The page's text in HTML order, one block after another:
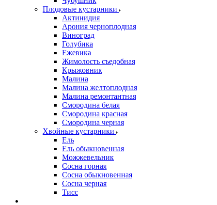
Плодовые кустарники
Актинидия
Арония черноплодная
Виноград
Голубика
Ежевика
Жимолость съедобная
Крыжовник
Малина
Малина желтоплодная
Малина ремонтантная
Смородина белая
Смородина красная
Смородина черная
Хвойные кустарники
Ель
Ель обыкновенная
Можжевельник
Сосна горная
Сосна обыкновенная
Сосна черная
Тисс